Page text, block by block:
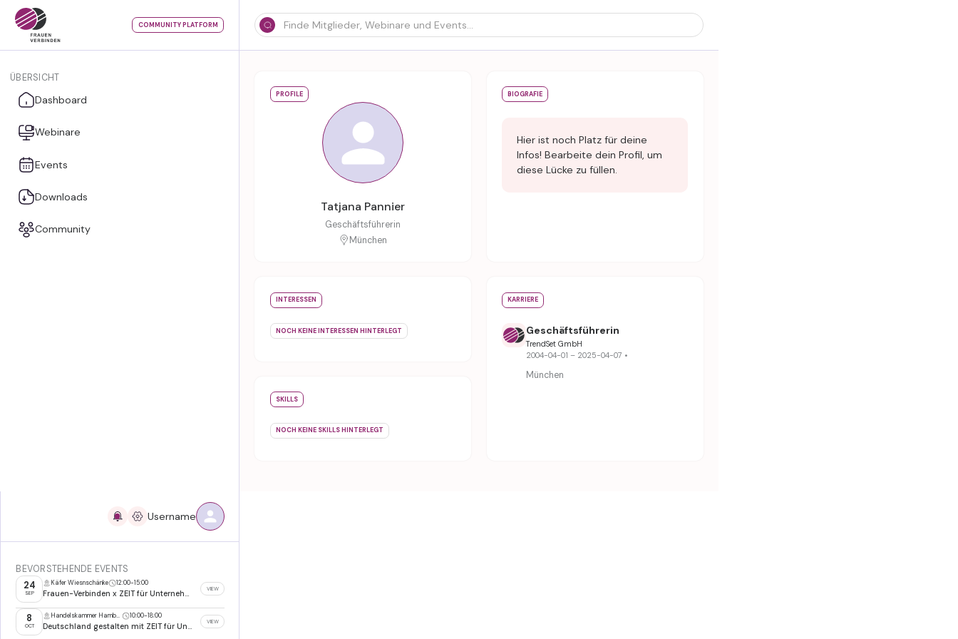
COMMUNITY PLATFORM
ÜBERSICHT
Dashboard
Webinare
Events
Downloads
Community
PROFILE
Tatjana Pannier
Geschäftsführerin
München
BIOGRAFIE
Hier ist noch Platz für deine
Infos! Bearbeite dein Profil, um
diese Lücke zu füllen.
INTERESSEN
NOCH KEINE INTERESSEN HINTERLEGT
SKILLS
NOCH KEINE SKILLS HINTERLEGT
KARRIERE
Geschäftsführerin
TrendSet GmbH
2004-04-01 – 2025-04-07 •
München
Username
BEVORSTEHENDE EVENTS
24
SEP
Käfer Wiesnschänke 12:00-15:00
Frauen-Verbinden x ZEIT für Unternehmer Wiesn 2026 VIEW
8
OCT
Handelskammer Hamburg 10:00-18:00
Deutschland gestalten mit ZEIT für Unternehmer VIEW